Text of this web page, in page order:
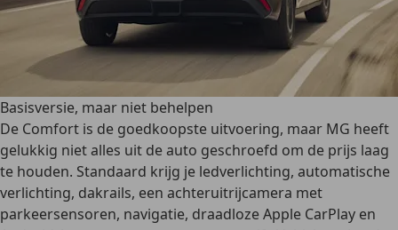
Basisversie, maar niet behelpen
De Comfort is de goedkoopste uitvoering, maar MG heeft
gelukkig niet alles uit de auto geschroefd om de prijs laag
te houden. Standaard krijg je ledverlichting, automatische
verlichting, dakrails, een achteruitrijcamera met
parkeersensoren, navigatie, draadloze Apple CarPlay en